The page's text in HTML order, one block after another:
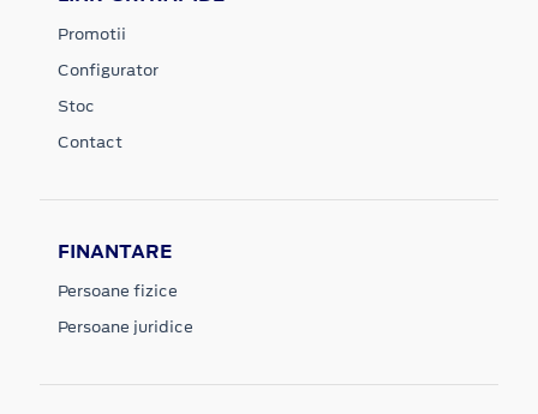
Promotii
Configurator
Stoc
Contact
FINANTARE
Persoane fizice
Persoane juridice